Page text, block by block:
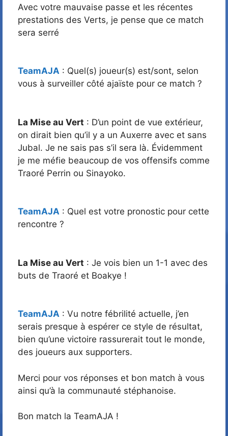
Avec votre mauvaise passe et les récentes
prestations des Verts, je pense que ce match
sera serré
TeamAJA : Quel(s) joueur(s) est/sont, selon
vous à surveiller côté ajaïste pour ce match ?
La Mise au Vert : D’un point de vue extérieur,
on dirait bien qu’il y a un Auxerre avec et sans
Jubal. Je ne sais pas s’il sera là. Évidemment
je me méfie beaucoup de vos offensifs comme
Traoré Perrin ou Sinayoko.
TeamAJA : Quel est votre pronostic pour cette
rencontre ?
La Mise au Vert : Je vois bien un 1-1 avec des
buts de Traoré et Boakye !
TeamAJA : Vu notre fébrilité actuelle, j’en
serais presque à espérer ce style de résultat,
bien qu’une victoire rassurerait tout le monde,
des joueurs aux supporters.
Merci pour vos réponses et bon match à vous
ainsi qu’à la communauté stéphanoise.
Bon match la TeamAJA !